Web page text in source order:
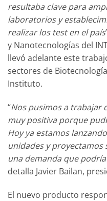
resultaba clave para
laboratorios y
realizar los test en el país
y Nanotecnologías del
llevó adelante este
sectores de
Instituto.
“Nos pusimos a trabajar
muy positiva porque
Hoy ya estamos
unidades y proyectamos
una demanda que
detalla Javier Bailan,
El nuevo producto